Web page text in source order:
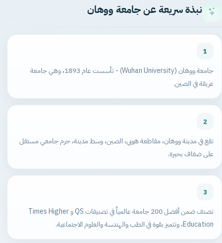
نبذة سريعة عن جامعة ووهان
1
جامعة ووهان (Wuhan University) - تأسست عام 1893، وهي جامعة
عريقة في الصين.
2
تقع في مدينة ووهان، مقاطعة هوبي، الصين، وسط مدينة، حرم جامعي مستقل
على ضفاف بحيرة.
3
تصنف ضمن أفضل 200 جامعة عالمياً في تصنيفات QS و Times Higher
Education، وتتميز بقوة في الطب والهندسة والعلوم الاجتماعية.